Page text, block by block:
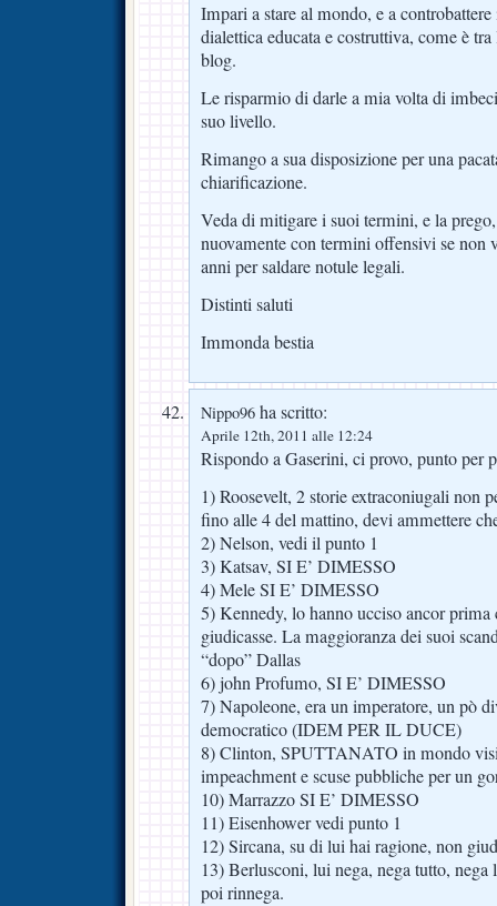
Impari a stare al mondo, e a
dialettica educata e costruttiva, come è
blog.
Le risparmio di darle a mia volta di
suo livello.
Rimango a sua disposizione per una
chiarificazione.
Veda di mitigare i suoi termini, e la
nuovamente con termini offensivi se non
anni per saldare notule legali.
Distinti saluti
Immonda bestia
Nippo96 ha scritto:
Aprile 12th, 2011 alle 12:24
Rispondo a Gaserini, ci provo, punto per
1) Roosevelt, 2 storie extraconiugali non
fino alle 4 del mattino, devi ammettere
2) Nelson, vedi il punto 1
3) Katsav, SI E’ DIMESSO
4) Mele SI E’ DIMESSO
5) Kennedy, lo hanno ucciso ancor
giudicasse. La maggioranza dei suoi
“dopo” Dallas
6) john Profumo, SI E’ DIMESSO
7) Napoleone, era un imperatore, un pò
democratico (IDEM PER IL DUCE)
8) Clinton, SPUTTANATO in mondo
impeachment e scuse pubbliche per un
10) Marrazzo SI E’ DIMESSO
11) Eisenhower vedi punto 1
12) Sircana, su di lui hai ragione, non
13) Berlusconi, lui nega, nega tutto,
poi rinnega.